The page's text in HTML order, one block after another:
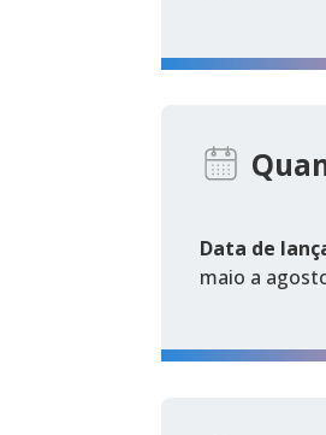
Data de
maio a